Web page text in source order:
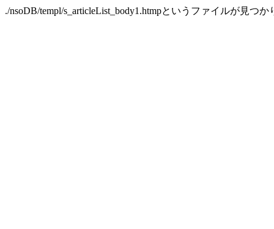
./nsoDB/templ/s_articleList_body1.htmpというファイルが見つ